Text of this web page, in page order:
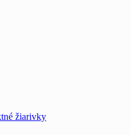
žiarivky